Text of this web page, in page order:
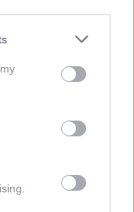
or more Google
You may click to
third-party tags to
in below Google
Hell's Kitchen
vzdevek Italian
slovito italijansko
je svojo
barvi. Večina
črnih.